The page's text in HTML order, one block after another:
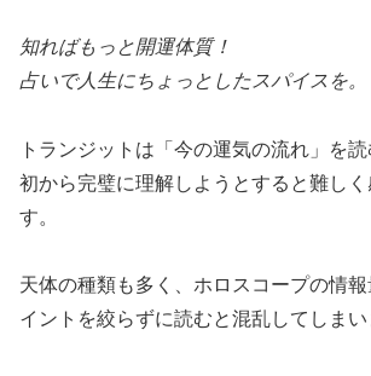
知ればもっと開運体質！
占いで人生にちょっとしたスパイスを。
トランジットは「今の運気の流れ」を
初から完璧に理解しようとすると難し
す。
天体の種類も多く、ホロスコープの情
イントを絞らずに読むと混乱してしまい